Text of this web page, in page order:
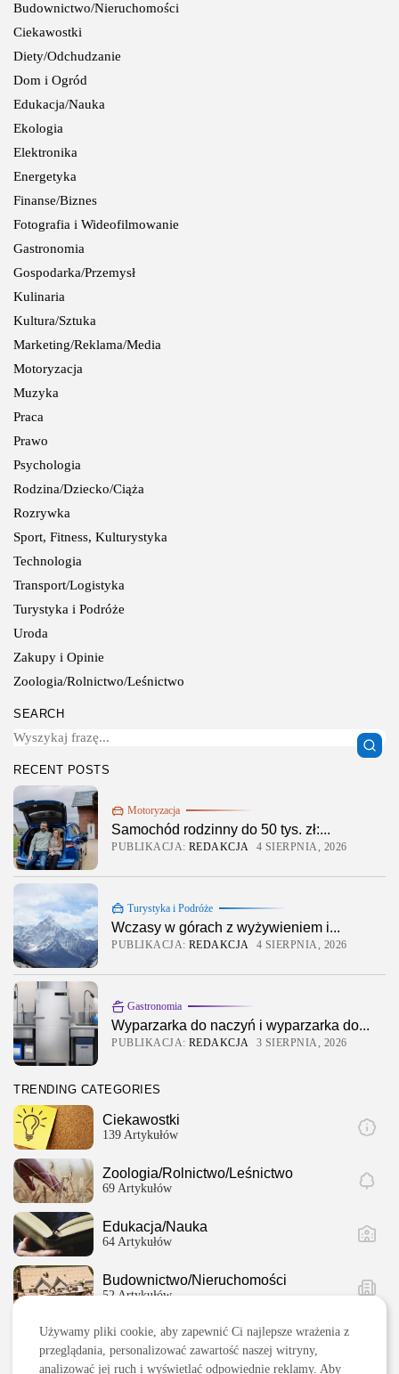
2026 Legolas Wszelkie prawa zastrzeżone. Treści
umieszczone na stronie chronione są prawem
Budownictwo/Nieruchomości
Ciekawostki
Diety/Odchudzanie
Dom i Ogród
Edukacja/Nauka
Ekologia
Elektronika
Energetyka
Finanse/Biznes
Fotografia i Wideofilmowanie
Gastronomia
Gospodarka/Przemysł
Kulinaria
Kultura/Sztuka
Marketing/Reklama/Media
Motoryzacja
Muzyka
Praca
Prawo
Psychologia
Rodzina/Dziecko/Ciąża
Rozrywka
Sport, Fitness, Kulturystyka
Technologia
Transport/Logistyka
Turystyka i Podróże
Uroda
Zakupy i Opinie
Zoologia/Rolnictwo/Leśnictwo
SEARCH
RECENT POSTS
Motoryzacja
Samochód rodzinny do 50 tys. zł:...
PUBLIKACJA: REDAKCJA 4 SIERPNIA, 2026
Turystyka i Podróże
Wczasy w górach z wyżywieniem i...
PUBLIKACJA: REDAKCJA 4 SIERPNIA, 2026
Gastronomia
Wyparzarka do naczyń i wyparzarka do...
PUBLIKACJA: REDAKCJA 3 SIERPNIA, 2026
TRENDING CATEGORIES
Ciekawostki
139 Artykułów
Zoologia/Rolnictwo/Leśnictwo
69 Artykułów
Edukacja/Nauka
64 Artykułów
Budownictwo/Nieruchomości
52 Artykułów
Dom i Ogród
51 Artykułów
Używamy pliki cookie, aby zapewnić Ci najlepsze wrażenia z
przeglądania, personalizować zawartość naszej witryny,
analizować jej ruch i wyświetlać odpowiednie reklamy. Aby